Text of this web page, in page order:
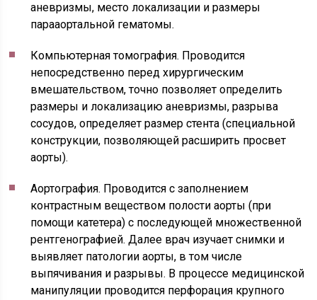
аневризмы, место локализации и размеры
парааортальной гематомы.
Компьютерная томография. Проводится
непосредственно перед хирургическим
вмешательством, точно позволяет определить
размеры и локализацию аневризмы, разрыва
сосудов, определяет размер стента (специальной
конструкции, позволяющей расширить просвет
аорты).
Аортография. Проводится с заполнением
контрастным веществом полости аорты (при
помощи катетера) с последующей множественной
рентгенографией. Далее врач изучает снимки и
выявляет патологии аорты, в том числе
выпячивания и разрывы. В процессе медицинской
манипуляции проводится перфорация крупного